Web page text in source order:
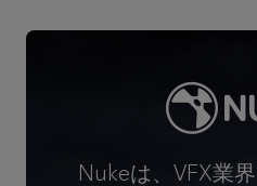
Nukeは、VFX業